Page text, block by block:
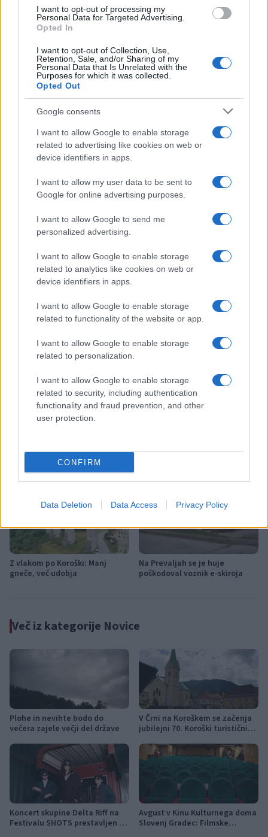
I want to opt-out of processing my
Personal Data for Targeted Advertising.
Opted In
I want to opt-out of Collection, Use,
Retention, Sale, and/or Sharing of my
Personal Data that Is Unrelated with the
Purposes for which it was collected.
Opted Out
Google consents
I want to allow Google to enable storage
related to advertising like cookies on web or
device identifiers in apps.
I want to allow my user data to be sent to
Google for online advertising purposes.
I want to allow Google to send me
personalized advertising.
I want to allow Google to enable storage
related to analytics like cookies on web or
device identifiers in apps.
I want to allow Google to enable storage
related to functionality of the website or app.
I want to allow Google to enable storage
related to personalization.
I want to allow Google to enable storage
related to security, including authentication
functionality and fraud prevention, and other
user protection.
CONFIRM
Data Deletion Data Access Privacy Policy
Opozorilo:Po 297. členu Kazenskega zakonika je
posameznik kazensko odgovoren za javno spodbujanje
sovraštva, nasilja ali nestrpnosti. Komentarji z žaljivimi,
rasističnimi, diskriminatornimi ali nezakonitimi vsebinami bodo
odstranjeni.
Failed to fetch
Kategorije: Novice Glasba
Ključne besede: Prevalje
helena buhvald
Zlatna lipa tuhlja
Več iz kraja Prevalje
Freestyle navdušuje s poletno
prilagojenimi cenami koles
izbrati material, polnilo in
Z vlakom po Koroški: Manj
gneče, več udobja
Na Prevaljah se je huje
poškodoval voznik e-skiroja
Več iz kategorije Novice
Plohe in nevihte bodo do
večera zajele večji del države
V Črni na Koroškem se začenja
jubilejni 70. Koroški turistični
Koncert skupine Delta Riff na
Festivalu SHOTS prestavljen na
Avgust v Kinu Kulturnega doma
Slovenj Gradec: Filmske